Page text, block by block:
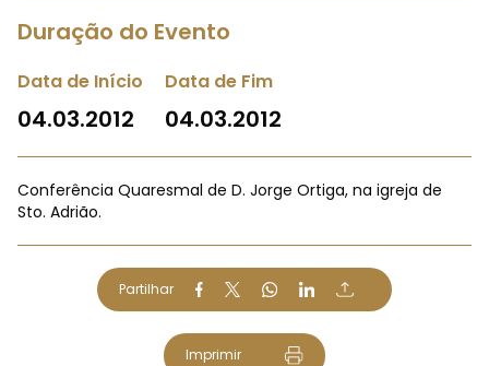
Duração do Evento
Data de Início
04.03.2012
Data de Fim
04.03.2012
Conferência Quaresmal de D. Jorge Ortiga, na igreja de
Sto. Adrião.
Partilhar
Imprimir